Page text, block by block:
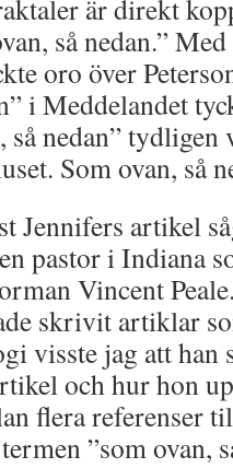
är direkt
så nedan.”
oro över
i Meddelandet
så nedan”
Som ovan, så
Jennifers artikel
pastor i Indiana
Vincent
skrivit artiklar
visste jag att han
och hur hon
flera referenser
”som ovan,